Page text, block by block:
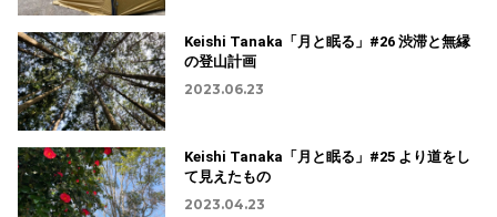
Keishi Tanaka「月と眠る」#26 渋滞と無縁
の登山計画
2023.06.23
Keishi Tanaka「月と眠る」#25 より道をし
て見えたもの
2023.04.23